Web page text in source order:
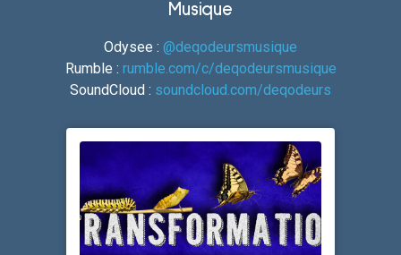
Musique
Odysee : @deqodeursmusique
Rumble : rumble.com/c/deqodeursmusique
SoundCloud : soundcloud.com/deqodeurs